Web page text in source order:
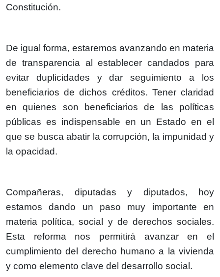
Constitución.
De igual forma, estaremos avanzando en materia
de transparencia al establecer candados para
evitar duplicidades y dar seguimiento a los
beneficiarios de dichos créditos. Tener claridad
en quienes son beneficiarios de las políticas
públicas es indispensable en un Estado en el
que se busca abatir la corrupción, la impunidad y
la opacidad.
Compañeras, diputadas y diputados, hoy
estamos dando un paso muy importante en
materia política, social y de derechos sociales.
Esta reforma nos permitirá avanzar en el
cumplimiento del derecho humano a la vivienda
y como elemento clave del desarrollo social.